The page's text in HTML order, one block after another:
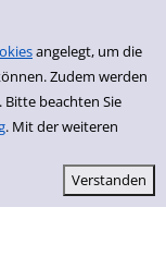
angelegt, um die
Zudem werden
beachten Sie
. Mit der weiteren